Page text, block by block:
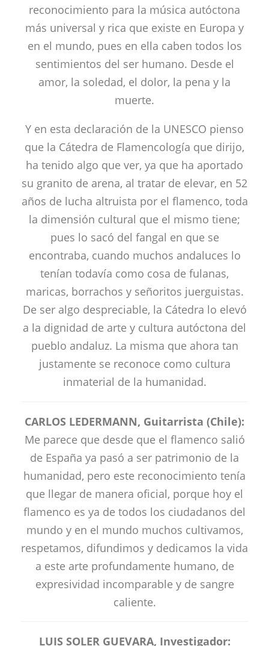
reconocimiento para la música autóctona
más universal y rica que existe en Europa y
en el mundo, pues en ella caben todos los
sentimientos del ser humano. Desde el
amor, la soledad, el dolor, la pena y la
muerte.
Y en esta declaración de la UNESCO pienso
que la Cátedra de Flamencología que dirijo,
ha tenido algo que ver, ya que ha aportado
su granito de arena, al tratar de elevar, en 52
años de lucha altruista por el flamenco, toda
la dimensión cultural que el mismo tiene;
pues lo sacó del fangal en que se
encontraba, cuando muchos andaluces lo
tenían todavía como cosa de fulanas,
maricas, borrachos y señoritos juerguistas.
De ser algo despreciable, la Cátedra lo elevó
a la dignidad de arte y cultura autóctona del
pueblo andaluz. La misma que ahora tan
justamente se reconoce como cultura
inmaterial de la humanidad.
CARLOS LEDERMANN, Guitarrista (Chile):
Me parece que desde que el flamenco salió
de España ya pasó a ser patrimonio de la
humanidad, pero este reconocimiento tenía
que llegar de manera oficial, porque hoy el
flamenco es ya de todos los ciudadanos del
mundo y en el mundo muchos cultivamos,
respetamos, difundimos y dedicamos la vida
a este arte profundamente humano, de
expresividad incomparable y de sangre
caliente.
LUIS SOLER GUEVARA, Investigador: